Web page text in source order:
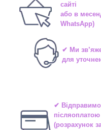
сайті
або в
WhatsApp)
✔ Ми
для
✔
післяоплатою
(розрахунок